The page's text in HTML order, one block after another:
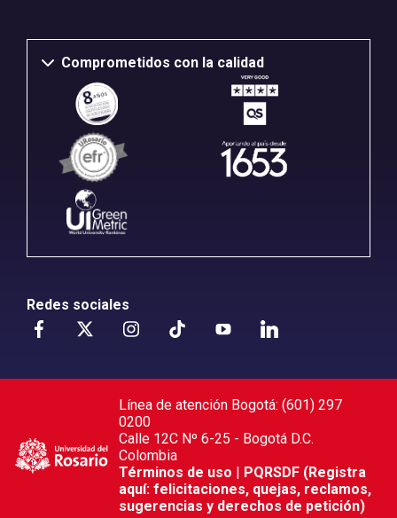
Comprometidos con la calidad
Redes sociales
Línea de atención Bogotá: (601) 297
0200
Calle 12C Nº 6-25 - Bogotá D.C.
Colombia
Términos de uso
PQRSDF (Registra
aquí: felicitaciones, quejas, reclamos,
sugerencias y derechos de petición)